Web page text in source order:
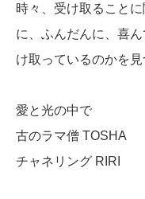
時々、受け取ること
に、ふんだんに、喜
け取っているのかを見
愛と光の中で
古のラマ僧 TOSHA
チャネリング RIRI